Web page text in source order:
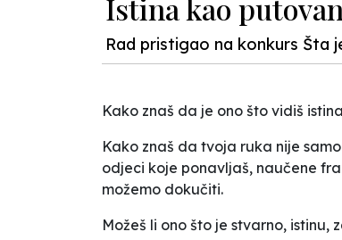
Istina kao
Rad pristigao na konkurs Šta
Kako znaš da je ono što vidiš
Kako znaš da tvoja ruka nije
odjeci koje ponavljaš, naučene
možemo dokučiti.
Možeš li ono što je stvarno,